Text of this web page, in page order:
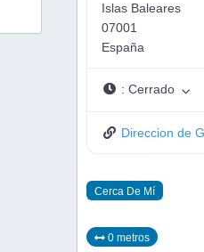
Islas Baleares
07001
España
: Cerrado
Direccion de
Cerca De Mí
0 metros